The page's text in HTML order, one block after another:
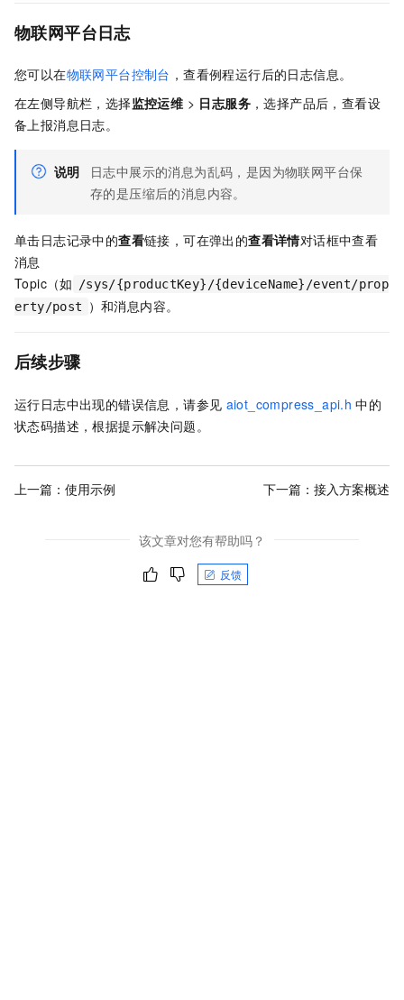
物联网平台日志
您可以在物联网平台控制台 ，查看例程运行后的日志信息。
在左侧导航栏，选择监控运维 > 日志服务 ，选择产品后，查看设
备上报消息日志。
说明
日志中展示的消息为乱码，是因为物联网平台保
存的是压缩后的消息内容。
单击日志记录中的查看链接，可在弹出的查看详情对话框中查看
消息
Topic（如 /sys/{productKey}/{deviceName}/event/prop
erty/post
）和消息内容。
后续步骤
运行日志中出现的错误信息，请参见 aiot_compress_api.h 中的
状态码描述，根据提示解决问题。
上一篇： 使用示例 下一篇： 接入方案概述
该文章对您有帮助吗？
反馈